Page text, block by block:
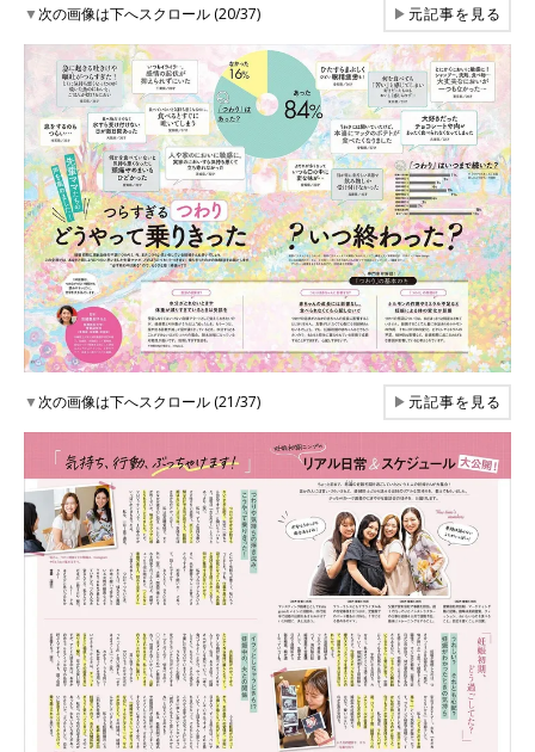
▼次の画像は下へスクロール (20/37) ▶元記事を見る
▼次の画像は下へスクロール (21/37) ▶元記事を見る